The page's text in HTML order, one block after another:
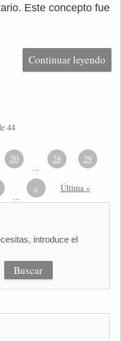
Este concepto fue
Continuar leyendo
44
20
...
28 29
...
» Última »
introduce el